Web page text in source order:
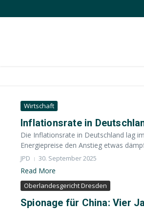
Wirtschaft
Inflationsrate in
Die Inflationsrate in Deutschland lag
Energiepreise den Anstieg etwas
JPD 30. September 2025
Read More
Oberlandesgericht Dresden
Spionage für China: Vier